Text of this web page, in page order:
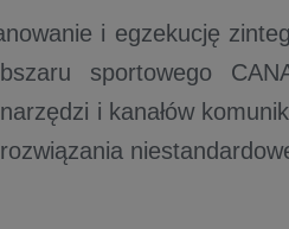
i egzekucję
sportowego
i kanałów